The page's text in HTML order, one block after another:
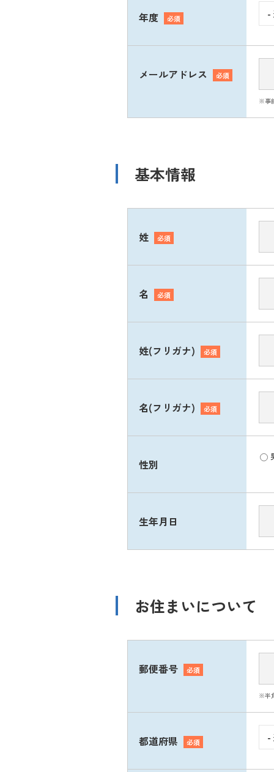
年度 必須
メールアドレス 必須
※事
基本情報
姓 必須
名 必須
姓(フリガナ) 必須
名(フリガナ) 必須
性別
生年月日
お住まいについて
郵便番号 必須
※半
都道府県 必須